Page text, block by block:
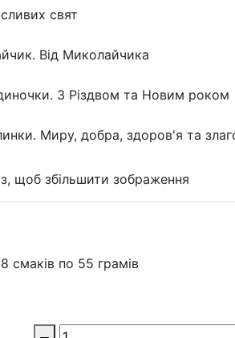
свят
Від Миколайчика
З Різдвом та Новим роком
Миру, добра, здоров'я та
щоб збільшити зображення
8 смаків по 55 грамів